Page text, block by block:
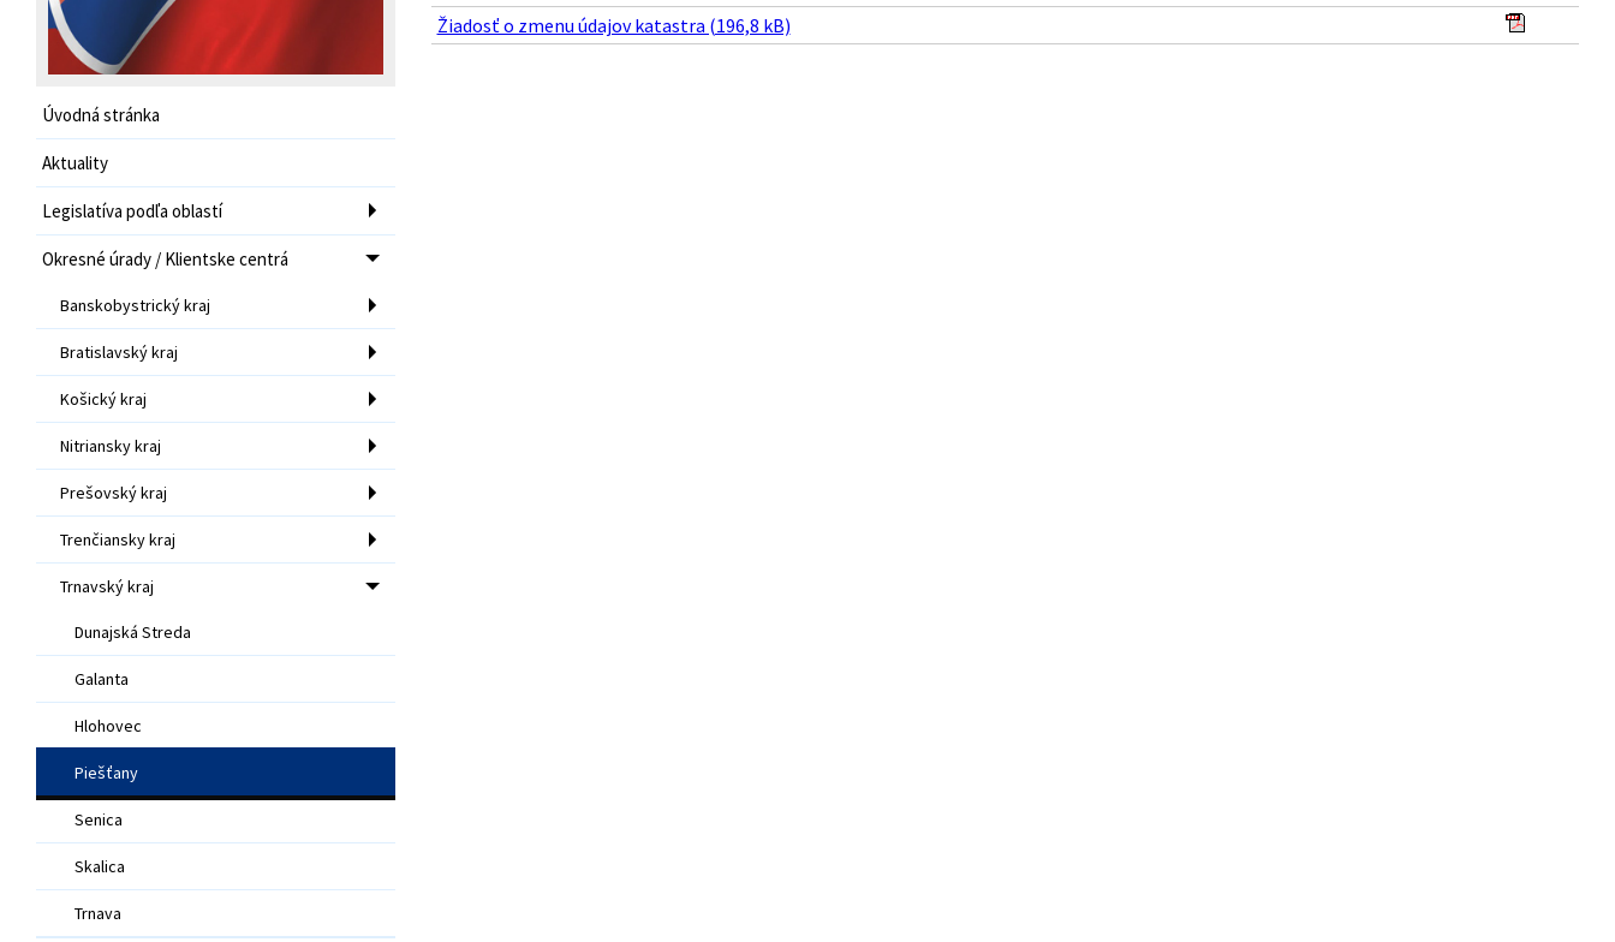
Úvodná stránka
Aktuality
Legislatíva podľa oblastí
Okresné úrady / Klientske centrá
Banskobystrický kraj
Bratislavský kraj
Košický kraj
Nitriansky kraj
Prešovský kraj
Trenčiansky kraj
Trnavský kraj
Dunajská Streda
Galanta
Hlohovec
Piešťany
Senica
Skalica
Trnava
Žiadosť o zmenu údajov katastra (196,8 kB)